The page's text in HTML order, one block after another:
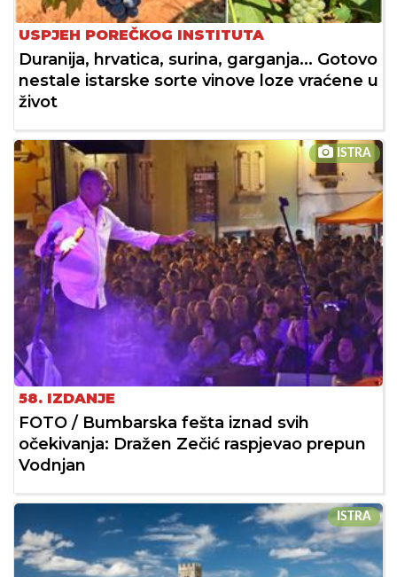
USPJEH POREČKOG INSTITUTA
Duranija, hrvatica, surina, garganja... Gotovo
nestale istarske sorte vinove loze vraćene u
život
ISTRA
58. IZDANJE
FOTO / Bumbarska fešta iznad svih
očekivanja: Dražen Zečić raspjevao prepun
Vodnjan
ISTRA